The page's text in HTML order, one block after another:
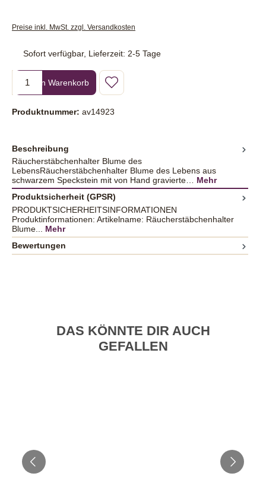
Preise inkl. MwSt. zzgl. Versandkosten
Sofort verfügbar, Lieferzeit: 2-5 Tage
Produkt Anzahl: Gib den gewünschten Wert ein oder benutze die
In den Warenkorb
Produktnummer: av14923
Beschreibung
Räucherstäbchenhalter Blume des
LebensRäucherstäbchenhalter Blume des Lebens aus
schwarzem Speckstein mit von Hand gravierte… Mehr
Produktsicherheit (GPSR)
PRODUKTSICHERHEITSINFORMATIONEN
Produktinformationen: Artikelname: Räucherstäbchenhalter
Blume... Mehr
Bewertungen
DAS KÖNNTE DIR AUCH
GEFALLEN